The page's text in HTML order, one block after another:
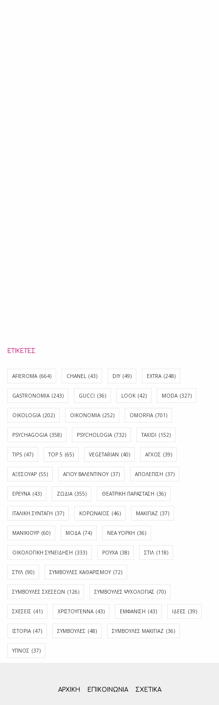
ΕΤΙΚΈΤΕΣ
AFIEROMA (664) CHANEL (43) DIY (49) EXTRA (248)
GASTRONOMIA (243) GUCCI (36) LOOK (42) MODA (327)
OIKOLOGIA (202) OIKONOMIA (252) OMORFIA (701)
PSYCHAGOGIA (358) PSYCHOLOGIA (732) TAXIDI (152)
TIPS (47) TOP 5 (65) VEGETARIAN (40) ΑΓΧΟΣ (39)
ΑΞΕΣΟΥΑΡ (55) ΑΓΊΟΥ ΒΑΛΕΝΤΊΝΟΥ (37) ΑΠΟΛΈΠΙΣΗ (37)
ΕΡΕΥΝΑ (43) ΖΩΔΙΑ (355) ΘΕΑΤΡΙΚΗ ΠΑΡΑΣΤΑΣΗ (36)
ΙΤΑΛΙΚΗ ΣΥΝΤΑΓΗ (37) ΚΟΡΩΝΑΪΟΣ (46) ΜΑΚΙΓΙΑΖ (37)
ΜΑΝΙΚΙΟΥΡ (60) ΜΟΔΑ (74) ΝΕΑ ΥΟΡΚΗ (36)
ΟΙΚΟΛΟΓΙΚΗ ΣΥΝΕΙΔΗΣΗ (333) ΡΟΥΧΑ (38) ΣΤΙΛ (118)
ΣΤΥΛ (90) ΣΥΜΒΟΥΛΕΣ ΚΑΘΑΡΙΣΜΟΥ (72)
ΣΥΜΒΟΥΛΕΣ ΣΧΕΣΕΩΝ (126) ΣΥΜΒΟΥΛΕΣ ΨΥΧΟΛΟΓΙΑΣ (70)
ΣΧΕΣΕΙΣ (41) ΧΡΙΣΤΟΥΓΕΝΝΑ (43) ΕΜΦΆΝΙΣΗ (43) ΙΔΈΕΣ (39)
ΙΣΤΟΡΊΑ (47) ΣΥΜΒΟΥΛΈΣ (48) ΣΥΜΒΟΥΛΈΣ ΜΑΚΙΓΙΆΖ (36)
ΎΠΝΟΣ (37)
ΑΡΧΙΚΗ ΕΠΙΚΟΙΝΩΝΊΑ ΣΧΕΤΙΚΆ